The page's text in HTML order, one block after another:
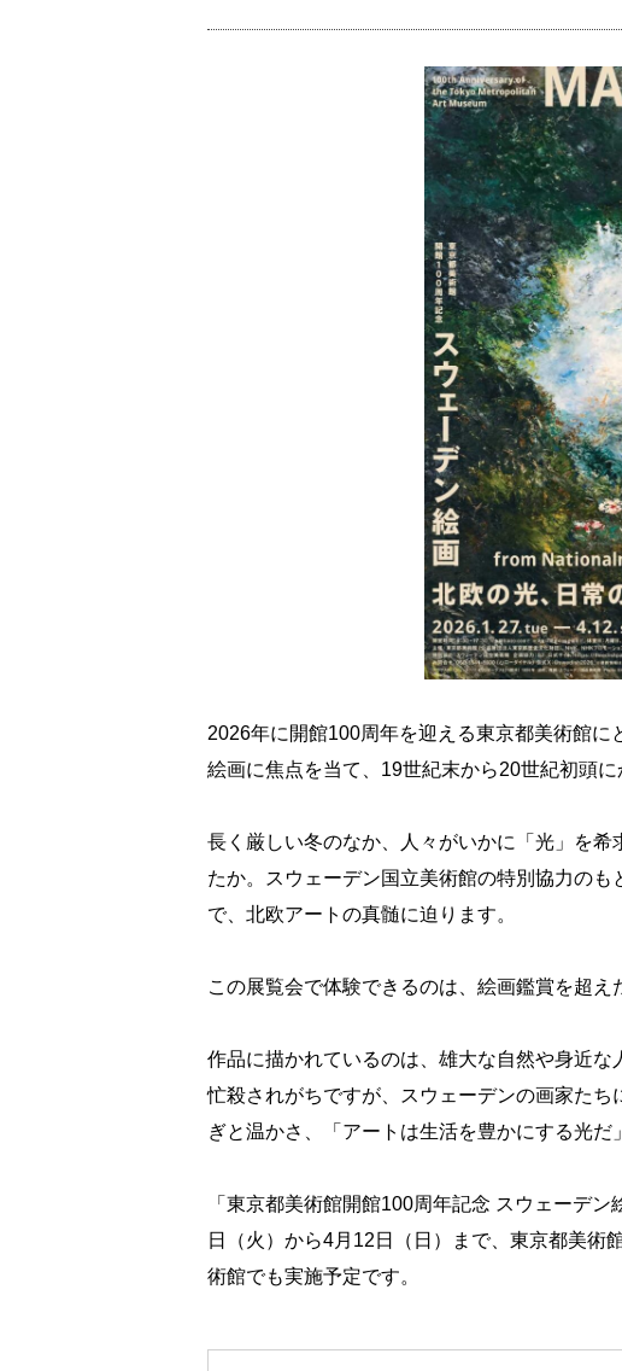
2026年に開館100周年を迎える東京都美術館
絵画に焦点を当て、19世紀末から20世紀初頭
長く厳しい冬のなか、人々がいかに「光」を
たか。スウェーデン国立美術館の特別協力の
で、北欧アートの真髄に迫ります。
この展覧会で体験できるのは、絵画鑑賞を超え
作品に描かれているのは、雄大な自然や身近
忙殺されがちですが、スウェーデンの画家た
ぎと温かさ、「アートは生活を豊かにする光だ
「東京都美術館開館100周年記念 スウェーデ
日（火）から4月12日（日）まで、東京都美術
術館でも実施予定です。